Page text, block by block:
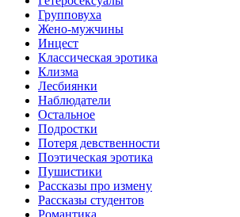
Групповуха
Жено-мужчины
Инцecт
Классическая эротика
Клизма
Лесбиянки
Наблюдатели
Остальное
Пoдрocтки
Пoтеря девствeннoсти
Поэтическая эротика
Пушистики
Рассказы про измену
Рассказы студентов
Романтика